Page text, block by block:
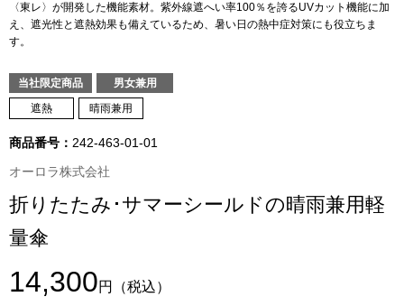
ン雑貨
シャツ
その他
〈東レ〉が開発した機能素材。紫外線遮へい率100％を誇るUVカット機能に加
え、遮光性と遮熱効果も備えているため、暑い日の熱中症対策にも役立ちま
す。
当社限定商品
男女兼用
遮熱
晴雨兼用
商品番号： 242-463-01-01
オーロラ株式会社
折りたたみ･サマーシールドの晴雨兼用軽
量傘
14,300円 （税込）